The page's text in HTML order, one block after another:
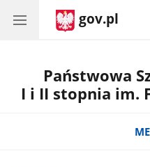
gov.pl
Państwowa
I i II stopnia im.